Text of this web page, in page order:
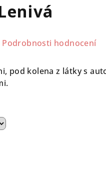
Podrobnosti hodnocení
pod kolena z látky s